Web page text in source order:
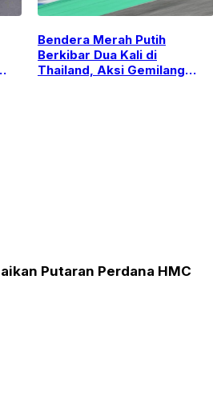
Bendera Merah Putih
Berkibar Dua Kali di
Thailand, Aksi Gemilang
Putaran Perdana HMC